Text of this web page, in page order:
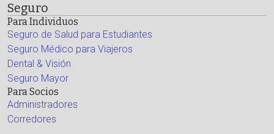
Seguro
Para Individuos
Seguro de Salud para Estudiantes
Seguro Médico para Viajeros
Dental & Visión
Seguro Mayor
Para Socios
Administradores
Corredores